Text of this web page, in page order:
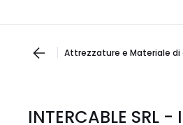
Attrezzature e Materiale di
INTERCABLE SRL